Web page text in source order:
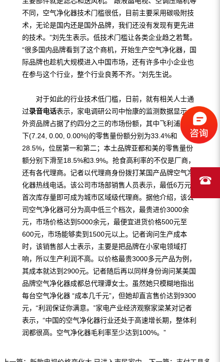
不同，空气净化器技术门槛很低，目前主要采用碳吸附技
术，无论是国内还是国外品牌，我们还没有发现有更先进
的技术。”刘先生表示。低技术门槛让各类企业趋之若鹜。
“很多国内品牌看到了这个商机，开始生产空气净化器，国
际品牌也趁机大规模进入中国市场，还有许多中小企业也
在参与这个行业，整个行业良莠不齐。”刘先生说。
对于如此的行业技术低门槛，日前，就有相关人士通
过录音电话表示，家电调研公司中怡康的监测数据显示，
外资品牌占据了约四分之三的市场份额，其中飞利浦和松
下(7.24, 0.00, 0.00%)的零售量份额分别为33.4%和
28.5%，位居第一和第二；本土品牌亚都和美的零售量份
额分别下滑至18.5%和3.9%。抢食高利率的不仅是厂商，
还有各代理商。记者以代理商身份拨打某国产品牌空气净
化器热线电话。该公司市场部销售人员表示，最低6万元的
首次库存量即可成为城市区域级代理商。据他介绍，该公
司空气净化器可分为高中低三个档次，最贵进价3000余
元，市场价格达到5000余元，最便宜进货价格500元至
600元，市场能够卖到1500元以上。记者询问生产成本
时，该销售部人士表示，主要是把品牌在小家电领域打
响，所以生产利润不高。以价格最贵3000多元产品为例，
其成本就达到2900元。记者随后再以同样身份询问某美国
品牌空气净化器成都总代理谭女士。虽然她只模糊地指出
每台空气净化器 “成本几千元”，但她却直言售价达到9300
元，“利润保证你满意。”家电产业经济观察家梁某对记者
表示，“中国的空气净化器行业还处于高速增长期，整体利
润都很高。空气净化器毛利率至少达到100%。”